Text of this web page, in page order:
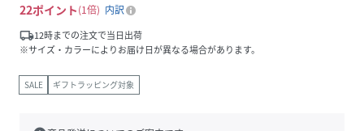
22ポイント 1倍
内訳
local_shipping12時までの注文で当日出荷
※サイズ・カラーによりお届け日が異なる場合があります。
SALE ギフトラッピング対象